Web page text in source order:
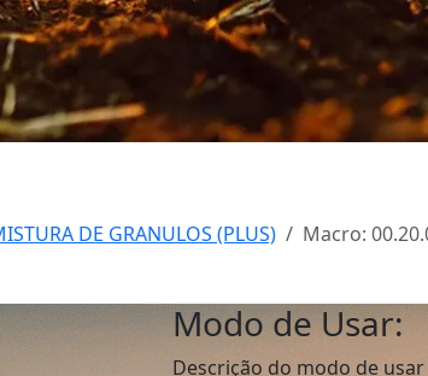
DE GRANULOS (PLUS)
Macro:
Modo de Usar:
Descrição do modo de usar